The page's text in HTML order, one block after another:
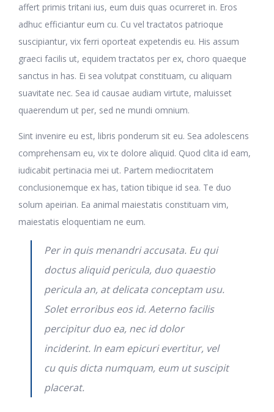
affert primis tritani ius, eum duis quas ocurreret in. Eros
adhuc efficiantur eum cu. Cu vel tractatos patrioque
suscipiantur, vix ferri oporteat expetendis eu. His assum
graeci facilis ut, equidem tractatos per ex, choro quaeque
sanctus in has. Ei sea volutpat constituam, cu aliquam
suavitate nec. Sea id causae audiam virtute, maluisset
quaerendum ut per, sed ne mundi omnium.
Sint invenire eu est, libris ponderum sit eu. Sea adolescens
comprehensam eu, vix te dolore aliquid. Quod clita id eam,
iudicabit pertinacia mei ut. Partem mediocritatem
conclusionemque ex has, tation tibique id sea. Te duo
solum apeirian. Ea animal maiestatis constituam vim,
maiestatis eloquentiam ne eum.
Per in quis menandri accusata. Eu qui
doctus aliquid pericula, duo quaestio
pericula an, at delicata conceptam usu.
Solet erroribus eos id. Aeterno facilis
percipitur duo ea, nec id dolor
inciderint. In eam epicuri evertitur, vel
cu quis dicta numquam, eum ut suscipit
placerat.